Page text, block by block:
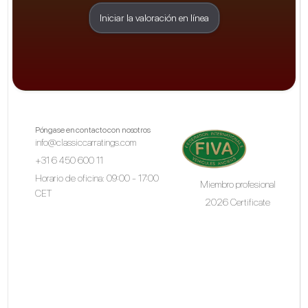
Iniciar la valoración en línea
Póngase en contacto con nosotros
info@classiccarratings.com
+31 6 450 600 11
Horario de oficina: 09:00 - 17:00
CET
Miembro profesional
2026 Certificate